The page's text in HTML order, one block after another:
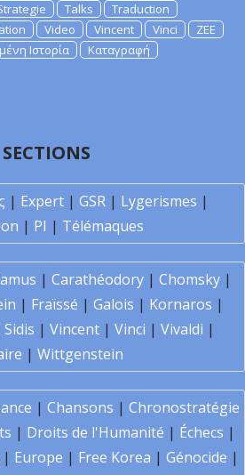
Talks
Traduction
Video Vincent Vinci
ZEE
Ιστορία Καταγραφή
SECTIONS
| Expert| GSR| Lygerismes |
| PI | Télémaques
| Carathéodory| Chomsky|
| Fraïssé | Galois | Kornaros |
Sidis | Vincent | Vinci | Vivaldi |
| Wittgenstein
| Chansons | Chronostratégie
| Droits de l'Humanité | Échecs |
| Europe | Free Korea | Génocide |